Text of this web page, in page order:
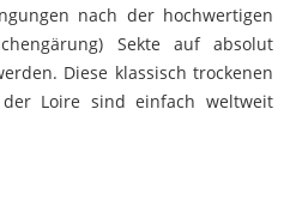
nach der hochwertigen
Sekte auf absolut
Diese klassisch trockenen
Loire sind einfach weltweit